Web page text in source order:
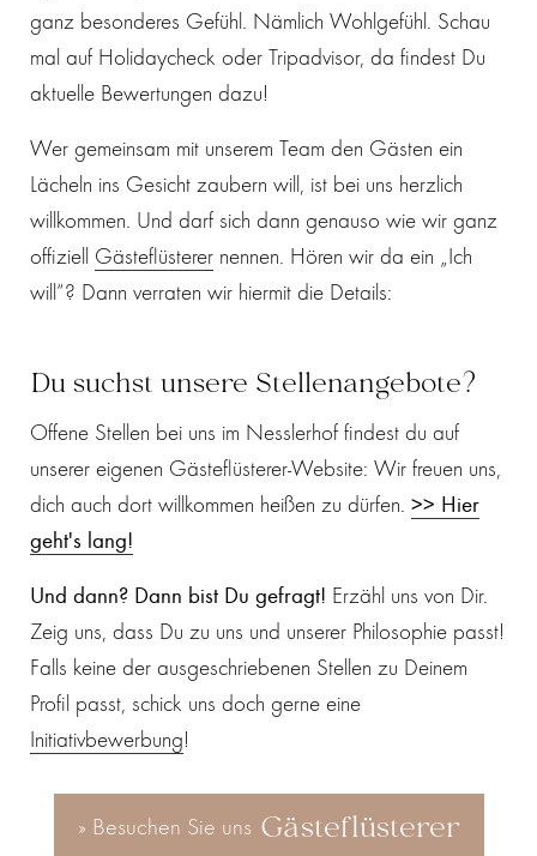
ganz besonderes Gefühl. Nämlich Wohlgefühl. Schau
mal auf Holidaycheck oder Tripadvisor, da findest Du
aktuelle Bewertungen dazu!
Wer gemeinsam mit unserem Team den Gästen ein
Lächeln ins Gesicht zaubern will, ist bei uns herzlich
willkommen. Und darf sich dann genauso wie wir ganz
offiziell Gästeflüsterer nennen. Hören wir da ein „Ich
will“? Dann verraten wir hiermit die Details:
Du suchst unsere Stellenangebote?
Offene Stellen bei uns im Nesslerhof findest du auf
unserer eigenen Gästeflüsterer-Website: Wir freuen uns,
dich auch dort willkommen heißen zu dürfen. >> Hier
geht's lang!
Und dann? Dann bist Du gefragt! Erzähl uns von Dir.
Zeig uns, dass Du zu uns und unserer Philosophie passt!
Falls keine der ausgeschriebenen Stellen zu Deinem
Profil passt, schick uns doch gerne eine
Initiativbewerbung!
» Besuchen Sie uns Gästeflüsterer